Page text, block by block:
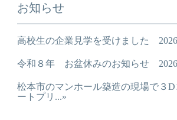
お知らせ
高校生の企業見学を受けました
令和８年 お盆休みのお知らせ
松本市のマンホール築造の現場で３D
ートプリ...»